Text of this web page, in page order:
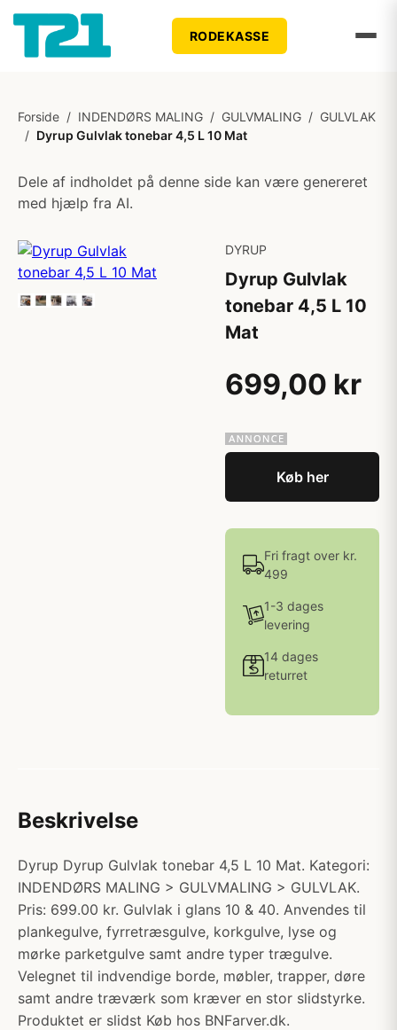
RODEKASSE
Forside / INDENDØRS MALING / GULVMALING / GULVLAK
/ Dyrup Gulvlak tonebar 4,5 L 10 Mat
Dele af indholdet på denne side kan være genereret
med hjælp fra AI.
DYRUP
Dyrup Gulvlak
tonebar 4,5 L 10
Mat
699,00 kr
Køb her
Fri fragt over kr.
499
1-3 dages
levering
14 dages
returret
Beskrivelse
Dyrup Dyrup Gulvlak tonebar 4,5 L 10 Mat. Kategori:
INDENDØRS MALING > GULVMALING > GULVLAK.
Pris: 699.00 kr. Gulvlak i glans 10 & 40. Anvendes til
plankegulve, fyrretræsgulve, korkgulve, lyse og
mørke parketgulve samt andre typer trægulve.
Velegnet til indvendige borde, møbler, trapper, døre
samt andre træværk som kræver en stor slidstyrke.
Produktet er slidst Køb hos BNFarver.dk.